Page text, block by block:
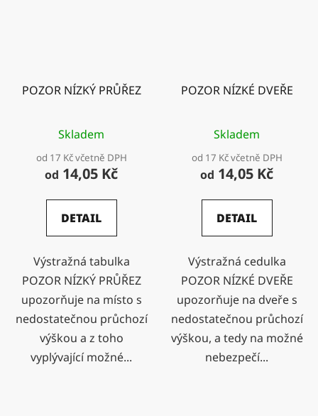
POZOR NÍZKÝ PRŮŘEZ
Skladem
od 17 Kč včetně DPH
od 14,05 Kč
DETAIL
Výstražná tabulka
POZOR NÍZKÝ PRŮŘEZ
upozorňuje na místo s
nedostatečnou průchozí
výškou a z toho
vyplývající možné...
POZOR NÍZKÉ DVEŘE
Skladem
od 17 Kč včetně DPH
od 14,05 Kč
DETAIL
Výstražná cedulka
POZOR NÍZKÉ DVEŘE
upozorňuje na dveře s
nedostatečnou průchozí
výškou, a tedy na možné
nebezpečí...